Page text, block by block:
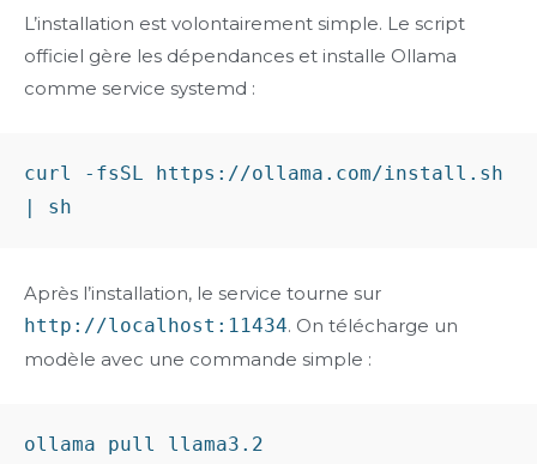
L’installation est volontairement simple. Le script
officiel gère les dépendances et installe Ollama
comme service systemd :
curl -fsSL https://ollama.com/install.sh
Après l’installation, le service tourne sur
http://localhost:11434. On télécharge un
modèle avec une commande simple :
ollama pull llama3.2